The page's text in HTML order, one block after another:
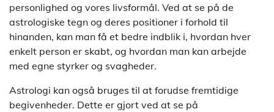
personlighed og vores livsformål. Ved at se på de
astrologiske tegn og deres positioner i forhold til
hinanden, kan man få et bedre indblik i, hvordan hver
enkelt person er skabt, og hvordan man kan arbejde
med egne styrker og svagheder.
Astrologi kan også bruges til at forudse fremtidige
begivenheder. Dette er gjort ved at se på